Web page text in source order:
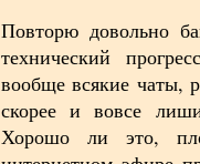
Повторю довольно
технический
вообще всякие чаты,
скорее и вовсе
Хорошо ли это,